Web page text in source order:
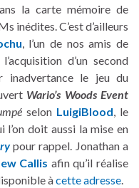
la carte mémoire de
inédites. C’est d’ailleurs
, l’un de nos amis de
d’un second
inadvertance le jeu du
Wario’s Woods Event
selon LuigiBlood, le
l’on doit aussi la mise en
pour rappel. Jonathan a
Callis afin qu’il réalise
àcette adresse.